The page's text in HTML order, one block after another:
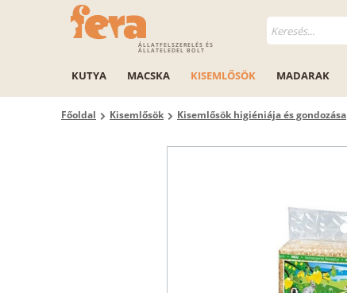
ÁLLATFELSZERELÉS ÉS
ÁLLATELEDEL BOLT
KUTYA MACSKA KISEMLŐSÖK MADARAK
Főoldal Kisemlősök Kisemlősök higiéniája és gondozása